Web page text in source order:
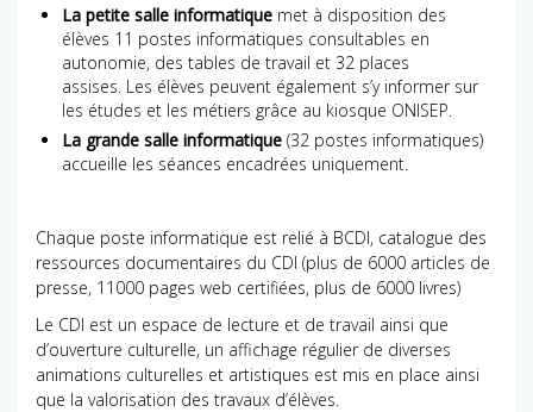
La petite salle informatique met à disposition des
élèves 11 postes informatiques consultables en
autonomie, des tables de travail et 32 places
assises. Les élèves peuvent également s’y informer sur
les études et les métiers grâce au kiosque ONISEP.
La grande salle informatique (32 postes informatiques)
accueille les séances encadrées uniquement.
Chaque poste informatique est relié à BCDI, catalogue des
ressources documentaires du CDI (plus de 6000 articles de
presse, 11000 pages web certifiées, plus de 6000 livres)
Le CDI est un espace de lecture et de travail ainsi que
d’ouverture culturelle, un affichage régulier de diverses
animations culturelles et artistiques est mis en place ainsi
que la valorisation des travaux d’élèves.